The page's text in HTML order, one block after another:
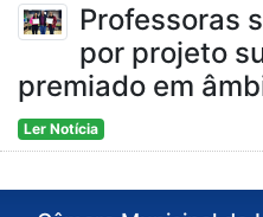
Professoras
por projeto
premiado em
Ler Notícia